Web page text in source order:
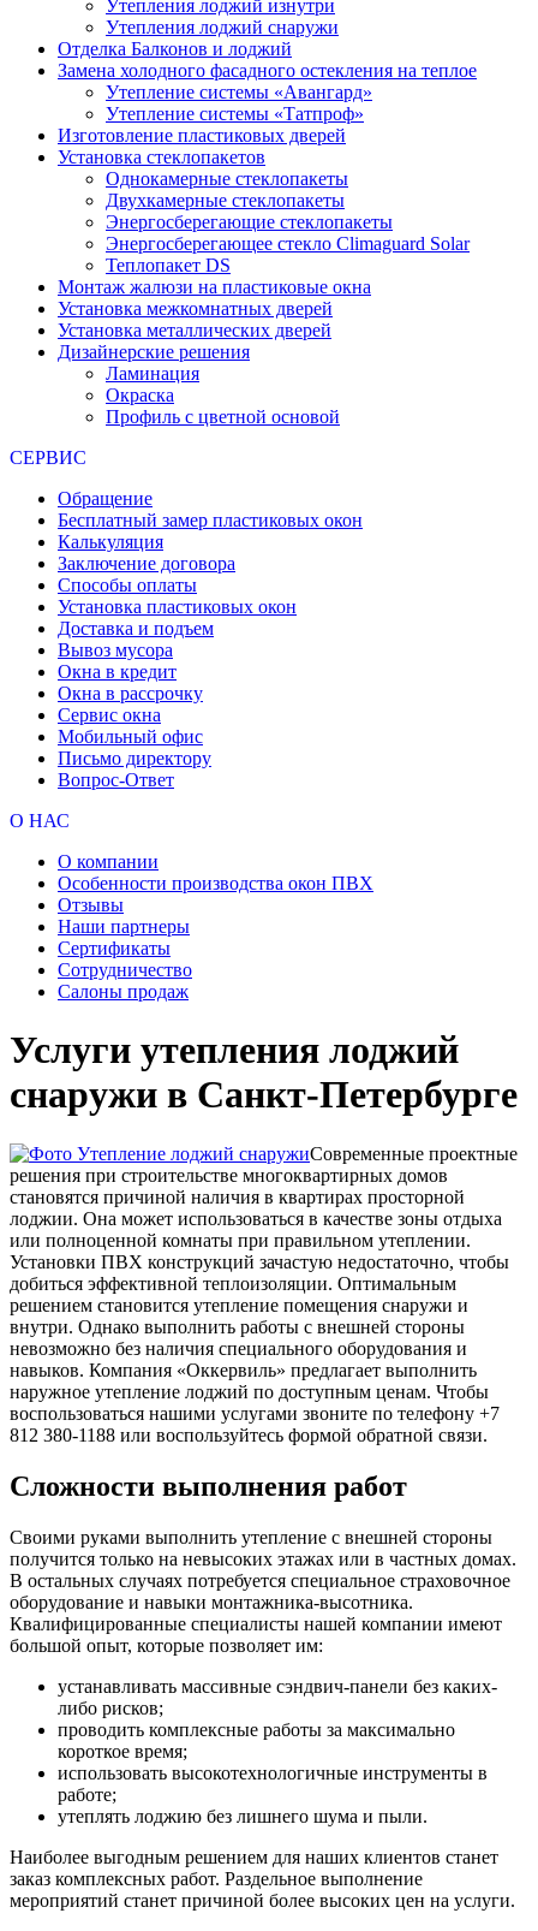
Утепления лоджий изнутри
Утепления лоджий снаружи
Отделка Балконов и лоджий
Замена холодного фасадного остекления на теплое
Утепление системы «Авангард»
Утепление системы «Татпроф»
Изготовление пластиковых дверей
Установка стеклопакетов
Однокамерные стеклопакеты
Двухкамерные стеклопакеты
Энергосберегающие стеклопакеты
Энергосберегающее стекло Climaguard Solar
Теплопакет DS
Монтаж жалюзи на пластиковые окна
Установка межкомнатных дверей
Установка металлических дверей
Дизайнерские решения
Ламинация
Окраска
Профиль с цветной основой
СЕРВИС
Обращение
Бесплатный замер пластиковых окон
Калькуляция
Заключение договора
Способы оплаты
Установка пластиковых окон
Доставка и подъем
Вывоз мусора
Окна в кредит
Окна в рассрочку
Сервис окна
Мобильный офис
Письмо директору
Вопрос-Ответ
О НАС
О компании
Особенности производства окон ПВХ
Отзывы
Наши партнеры
Сертификаты
Сотрудничество
Салоны продаж
Услуги утепления лоджий
снаружи в Санкт-Петербурге
Современные проектные
решения при строительстве многоквартирных домов
становятся причиной наличия в квартирах просторной
лоджии. Она может использоваться в качестве зоны отдыха
или полноценной комнаты при правильном утеплении.
Установки ПВХ конструкций зачастую недостаточно, чтобы
добиться эффективной теплоизоляции. Оптимальным
решением становится утепление помещения снаружи и
внутри. Однако выполнить работы с внешней стороны
невозможно без наличия специального оборудования и
навыков. Компания «Оккервиль» предлагает выполнить
наружное утепление лоджий по доступным ценам. Чтобы
воспользоваться нашими услугами звоните по телефону +7
812 380-1188 или воспользуйтесь формой обратной связи.
Сложности выполнения работ
Своими руками выполнить утепление с внешней стороны
получится только на невысоких этажах или в частных домах.
В остальных случаях потребуется специальное страховочное
оборудование и навыки монтажника-высотника.
Квалифицированные специалисты нашей компании имеют
большой опыт, которые позволяет им:
устанавливать массивные сэндвич-панели без каких-
либо рисков;
проводить комплексные работы за максимально
короткое время;
использовать высокотехнологичные инструменты в
работе;
утеплять лоджию без лишнего шума и пыли.
Наиболее выгодным решением для наших клиентов станет
заказ комплексных работ. Раздельное выполнение
мероприятий станет причиной более высоких цен на услуги.